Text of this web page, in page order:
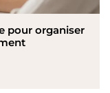
pour organiser